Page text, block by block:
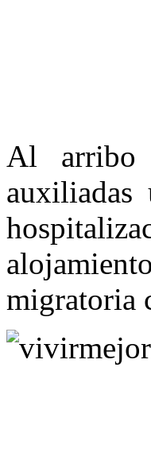
Al arribo
auxiliadas
migratoria